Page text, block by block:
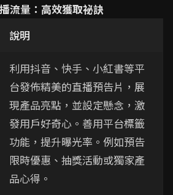
流量：高效獲取祕訣
說明
利用抖音、快手、小紅書等平
台發佈精美的直播預告片，展
現產品亮點，並設定懸念，激
發用戶好奇心。善用平台標籤
功能，提升曝光率。例如預告
限時優惠、抽獎活動或獨家產
品心得。